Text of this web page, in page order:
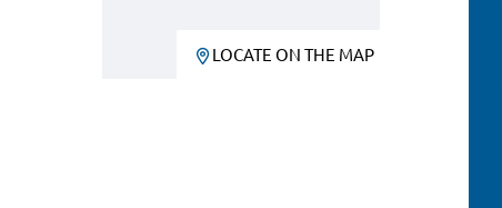
LOCATE ON THE MAP